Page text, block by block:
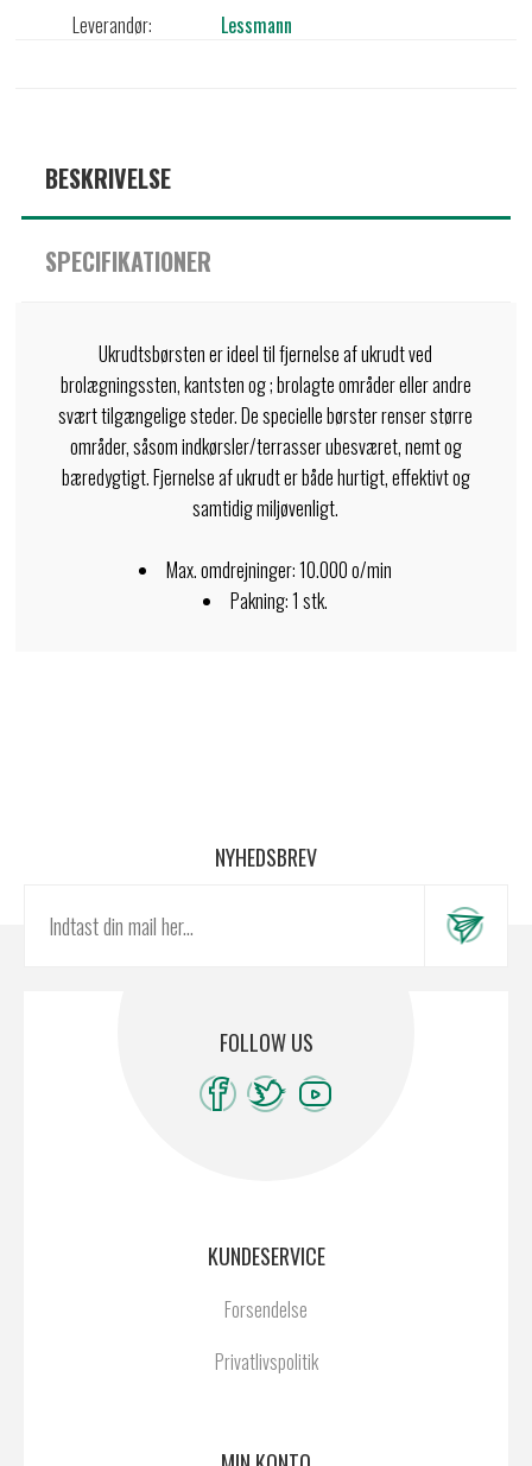
Leverandør:
Lessmann
BESKRIVELSE
SPECIFIKATIONER
Ukrudtsbørsten er ideel til fjernelse af ukrudt ved
brolægningssten, kantsten og ; brolagte områder eller andre
svært tilgængelige steder. De specielle børster renser større
områder, såsom indkørsler/terrasser ubesværet, nemt og
bæredygtigt. Fjernelse af ukrudt er både hurtigt, effektivt og
samtidig miljøvenligt.
Max. omdrejninger: 10.000 o/min
Pakning: 1 stk.
NYHEDSBREV
FOLLOW US
KUNDESERVICE
Forsendelse
Privatlivspolitik